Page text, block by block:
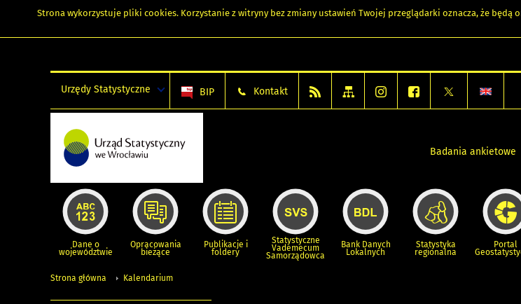
Strona wykorzystuje pliki cookies. Korzystanie z witryny bez zmiany ustawień Twojej przeglądarki oznacza, że będą
Urzędy Statystyczne BIP Kontakt
Badania ankietowe
Dane o
województwie
Opracowania
bieżące
Publikacje i
foldery
Statystyczne
Vademecum
Samorządowca
Bank Danych
Lokalnych
Statystyka
regionalna
Portal
Strona główna Kalendarium